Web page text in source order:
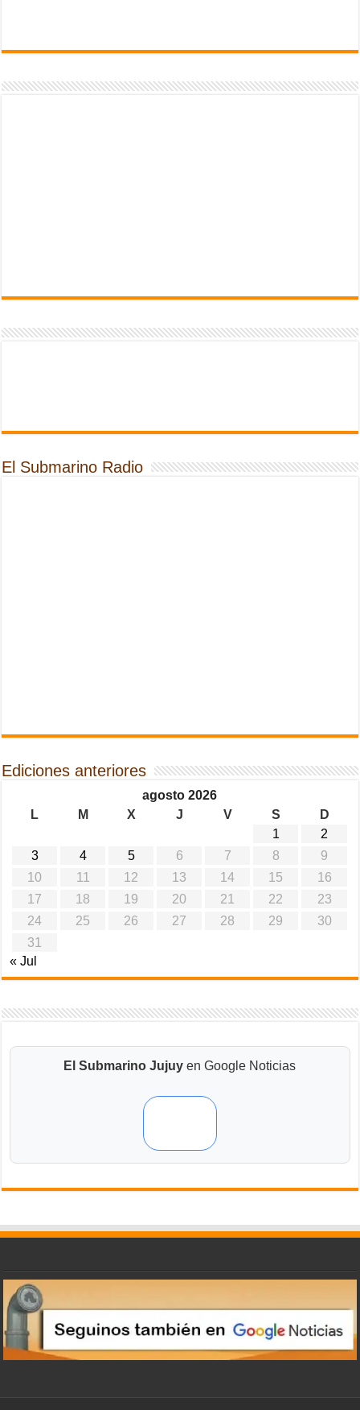
El Submarino Radio
Ediciones anteriores
agosto 2026
L
M X J V S
D
1
2
3
4 5 6 7 8
9
10
11 12 13 14 15
16
17
18 19 20 21 22
23
24
25 26 27 28 29
30
31
« Jul
El Submarino Jujuy en Google Noticias